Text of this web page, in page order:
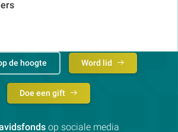
de hoogte Word lid
Doe een gift
op sociale media